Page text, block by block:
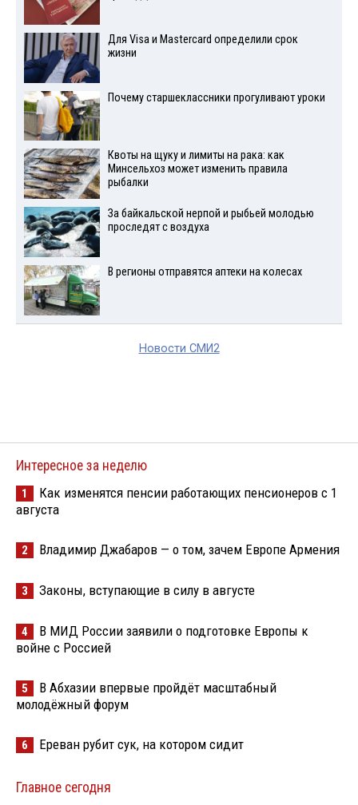
Для Visа и Mastercard определили срок
жизни
Почему старшеклассники прогуливают уроки
Квоты на щуку и лимиты на рака: как
Минсельхоз может изменить правила
рыбалки
За байкальской нерпой и рыбьей молодью
проследят с воздуха
В регионы отправятся аптеки на колесах
Новости СМИ2
Интересное за неделю
1
Как изменятся пенсии работающих пенсионеров с 1
августа
2 Владимир Джабаров — о том, зачем Европе Армения
3 Законы, вступающие в силу в августе
4
В МИД России заявили о подготовке Европы к
войне с Россией
5
В Абхазии впервые пройдёт масштабный
молодёжный форум
6 Ереван рубит сук, на котором сидит
Главное сегодня